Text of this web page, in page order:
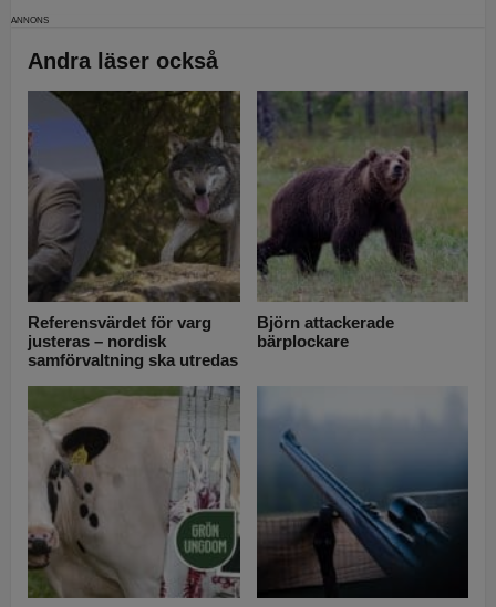
Andra läser också
Referensvärdet för varg
justeras – nordisk
samförvaltning ska utredas
Björn attackerade
bärplockare